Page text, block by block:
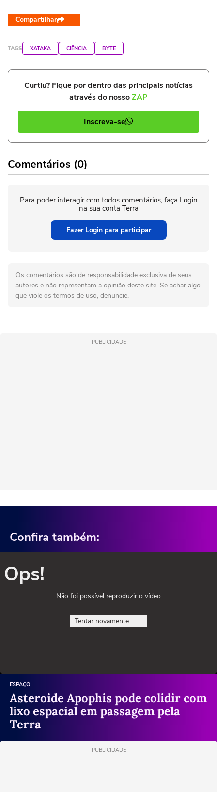
Compartilhar
TAGS XATAKA CIÊNCIA BYTE
Curtiu? Fique por dentro das principais notícias
através do nossoZAP
Inscreva-se
Comentários (0)
Para poder interagir com todos comentários, faça Login
na sua conta Terra
Fazer Login para participar
Os comentários são de responsabilidade exclusiva de seus
autores e não representam a opinião deste site. Se achar algo
que viole os termos de uso, denuncie.
PUBLICIDADE
Confira também:
Ops!
Não foi possível reproduzir o vídeo
Tentar novamente
ESPAÇO
Asteroide Apophis pode colidir com
lixo espacial em passagem pela
Terra
PUBLICIDADE